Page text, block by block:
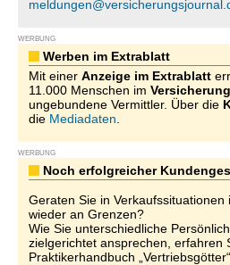
WERBUNG
Werben im Extrablatt
Mit einer Anzeige im Extrablatt
11.000 Menschen im
ungebundene Vermittler. Über die
die Mediadaten
WERBUNG
Noch erfolgreicher
Geraten Sie in Verkaufssituationen
wieder an Grenzen?
Wie Sie unterschiedliche
zielgerichtet ansprechen, erfahren
Praktikerhandbuch „Vertriebsgötter“.